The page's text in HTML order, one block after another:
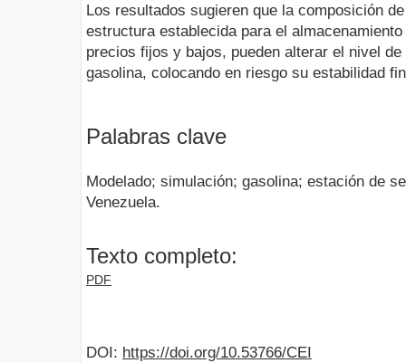
Los resultados sugieren que la composición
estructura establecida para el
precios fijos y bajos, pueden alterar el nivel
gasolina, colocando en riesgo su estabilidad
Palabras clave
Modelado; simulación; gasolina; estación de
Venezuela.
Texto completo:
PDF
DOI: https://doi.org/10.53766/CEI